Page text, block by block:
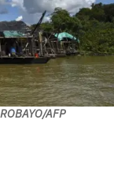
AFP